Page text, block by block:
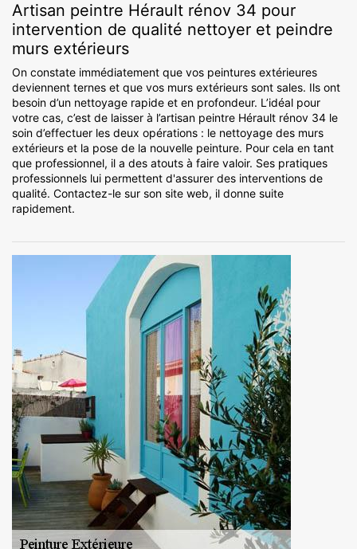
Artisan peintre Hérault rénov 34 pour
intervention de qualité nettoyer et peindre
murs extérieurs
On constate immédiatement que vos peintures extérieures
deviennent ternes et que vos murs extérieurs sont sales. Ils ont
besoin d’un nettoyage rapide et en profondeur. L’idéal pour
votre cas, c’est de laisser à l’artisan peintre Hérault rénov 34 le
soin d’effectuer les deux opérations : le nettoyage des murs
extérieurs et la pose de la nouvelle peinture. Pour cela en tant
que professionnel, il a des atouts à faire valoir. Ses pratiques
professionnels lui permettent d'assurer des interventions de
qualité. Contactez-le sur son site web, il donne suite
rapidement.